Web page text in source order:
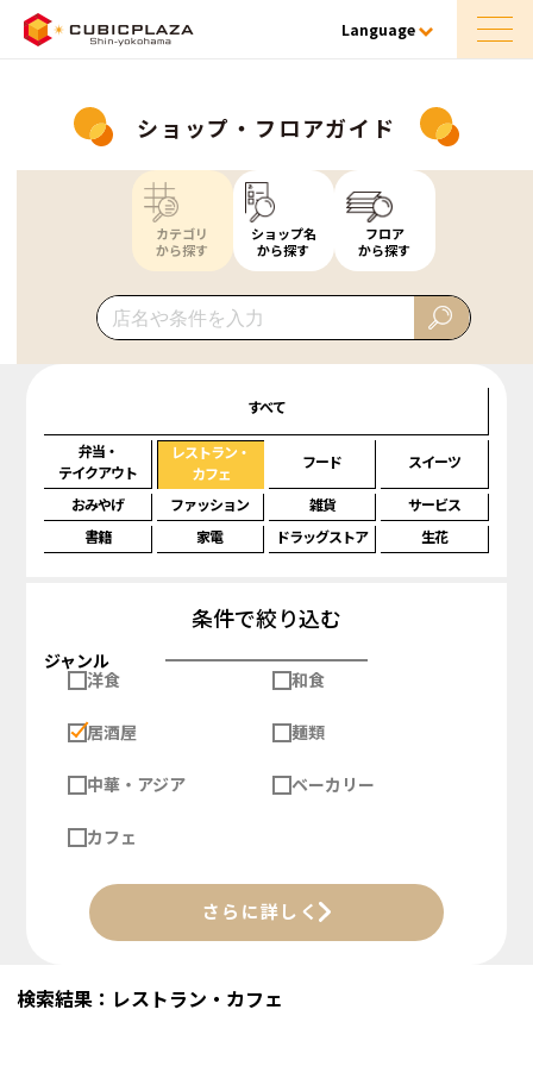
Language
ショップ・フロアガイド
カテゴリ
から探す
ショップ名
から探す
フロア
から探す
すべて
弁当・
テイクアウト
レストラン・
カフェ
フード スイーツ
おみやげ ファッション 雑貨
サービス
書籍
家電 ドラッグストア 生花
条件で絞り込む
ジャンル
洋食
和食
居酒屋 麺類
中華・アジア ベーカリー
カフェ
さらに詳しく
検索結果：レストラン・カフェ